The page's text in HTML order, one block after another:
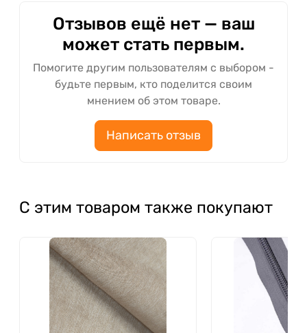
Отзывов ещё нет — ваш
может стать первым.
Помогите другим пользователям с выбором -
будьте первым, кто поделится своим
мнением об этом товаре.
Написать отзыв
С этим товаром также покупают